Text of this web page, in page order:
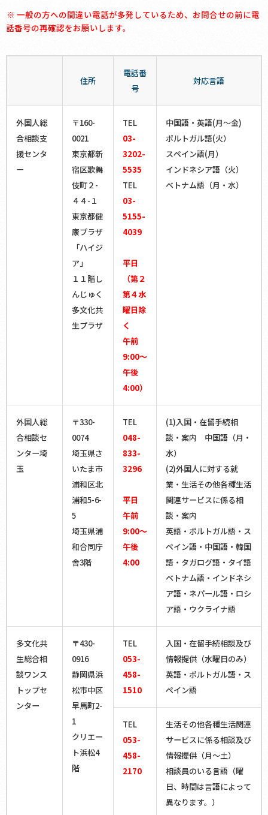
日本語、英語、中国語、ベトナム語、スペイン語、ポルトガル語
神戸
〒650-0024
神戸地方合同庁舎
平日 午前８：３０～午後５：１５
日本語、英語、中国語
（ベトナム語、スペイン語またはポルトガル語についても対応可能な場合あ
広島
広島県広島市中区上八丁堀2-31
日本語、英語
高松
香川県高松市浜ノ町72-9
平日 午前９：００～午後４：００
日本語、英語
福岡
※ 一般の方への間違い電話が多発しているため、お問合せの前に電
話番号の再確認をお願いします。
住所
電話番
号
対応言語
外国人総
合相談支
援センタ
ー
〒160-
0021
東京都新
宿区歌舞
伎町２-
４４-１
東京都健
康プラザ
「ハイジ
ア」
１１階し
んじゅく
多文化共
生プラザ
TEL
03-
3202-
5535
TEL
03-
5155-
4039
平日
（第２
第４水
曜日除
く
午前
9:00～
午後
4:00）
中国語・英語(月～金)
ポルトガル語(火）
スペイン語(月）
インドネシア語（火）
ベトナム語（月・水）
外国人総
合相談セ
ンター埼
玉
〒330-
0074
埼玉県さ
いたま市
浦和区北
浦和5-6-
5
埼玉県浦
和合同庁
舎3階
TEL
048-
833-
3296
平日
午前
9:00～
午後
4:00
(1)入国・在留手続相
談・案内 中国語（月・
水）
(2)外国人に対する就
業・生活その他各種生活
関連サービスに係る相
談・案内
英語・ポルトガル語・ス
ペイン語・中国語・韓国
語・タガログ語・タイ語
ベトナム語・インドネシ
ア語・ネパール語・ロシ
ア語・ウクライナ語
多文化共
生総合相
談ワンス
トップセ
ンター
〒430-
0916
静岡県浜
松市中区
早馬町2-
1
クリエー
ト浜松4
階
TEL
053-
458-
1510
入国・在留手続相談及び
情報提供（水曜日のみ）
英語・ポルトガル語・ス
ペイン語
TEL
053-
458-
2170
生活その他各種生活関連
サービスに係る相談及び
情報提供（月～土）
相談員のいる言語（曜
日、時間は言語によって
異なります。）